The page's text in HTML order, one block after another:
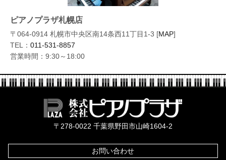
ピアノプラザ札幌店
〒064-0914 札幌市中央区南14条西11丁目1-3 [MAP]
TEL： 011-531-8857
営業時間：9:30～18:00
〒278-0022 千葉県野田市山崎1604-2
お問い合わせ